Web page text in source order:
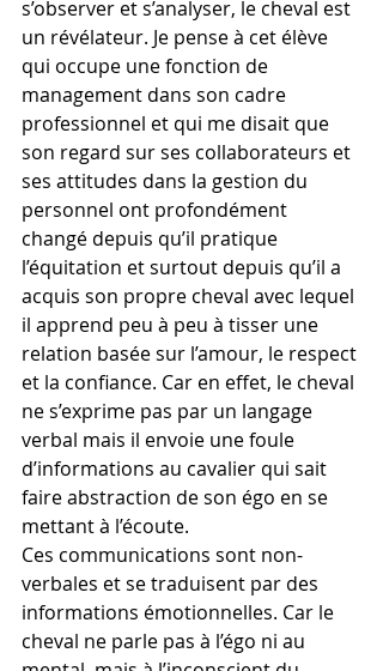
s’observer et s’analyser, le cheval est
un révélateur. Je pense à cet élève
qui occupe une fonction de
management dans son cadre
professionnel et qui me disait que
son regard sur ses collaborateurs et
ses attitudes dans la gestion du
personnel ont profondément
changé depuis qu’il pratique
l’équitation et surtout depuis qu’il a
acquis son propre cheval avec lequel
il apprend peu à peu à tisser une
relation basée sur l’amour, le respect
et la confiance. Car en effet, le cheval
ne s’exprime pas par un langage
verbal mais il envoie une foule
d’informations au cavalier qui sait
faire abstraction de son égo en se
mettant à l’écoute.
Ces communications sont non-
verbales et se traduisent par des
informations émotionnelles. Car le
cheval ne parle pas à l’égo ni au